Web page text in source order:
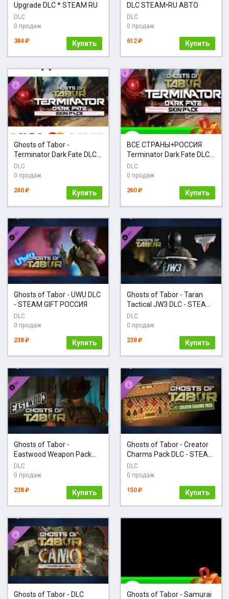
Upgrade DLC * STEAM RU
DLC
0 продаж
384 ₽ Купить
DLC STEAM•RU АВТО
DLC
0 продаж
612 ₽ Купить
Ghosts of Tabor -
Terminator Dark Fate DLC *
STEAM RU
DLC
0 продаж
240 ₽ Купить
ВСЕ СТРАНЫ+РОССИЯ
Terminator Dark Fate DLC
STEAM
DLC
0 продаж
260 ₽ Купить
Ghosts of Tabor - UWU DLC
- STEAM GIFT РОССИЯ
DLC
0 продаж
238 ₽ Купить
Ghosts of Tabor - Taran
Tactical JW3 DLC - STEAM
RU
DLC
0 продаж
238 ₽ Купить
Ghosts of Tabor -
Eastwood Weapon Pack
DLC - STEAM RU
DLC
0 продаж
238 ₽ Купить
Ghosts of Tabor - Creator
Charms Pack DLC - STEAM
RU
DLC
0 продаж
150 ₽ Купить
Ghosts of Tabor - DLC
Ghosts of Tabor - Samurai